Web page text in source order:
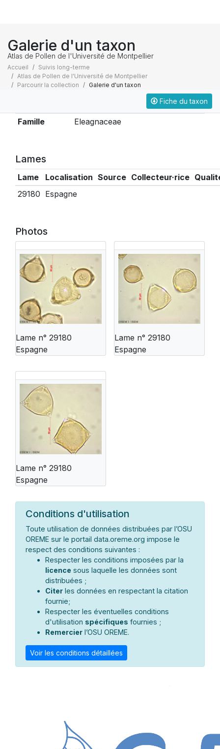
Galerie d'un taxon
Atlas de Pollen de l'Université de Montpellier
Accueil
Suivis long-terme
Atlas de Pollen de l'Université de Montpellier
Parcourir la collection
Galerie d'un taxon
Fiche du taxon
Famille Eleagnaceae
Lames
Lame Localisation Source Collecteur·rice
29180 Espagne
Photos
Lame n° 29180
Espagne
Lame n° 29180
Espagne
Lame n° 29180
Espagne
Conditions d'utilisation
Toute utilisation de données distribuées par l’OSU
OREME sur le portail data.oreme.org impose le
respect des conditions suivantes :
Respecter les conditions imposées par la
licence sous laquelle les données sont
distribuées ;
Citer les données en respectant la citation
fournie;
Respecter les éventuelles conditions
d'utilisation spécifiques fournies ;
Remercier l’OSU OREME.
Voir les conditions détaillées